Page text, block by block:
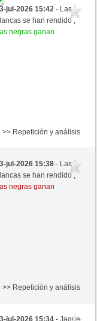
jul-2026 15:42- Las
se han rendido ,
negras ganan
>> Repetición y análisis
jul-2026 15:38- Las
se han rendido ,
negras ganan
>> Repetición y análisis
jul-2026 15:34- Jaque